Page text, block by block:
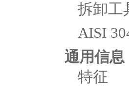
拆卸
AISI
通用信息
特征